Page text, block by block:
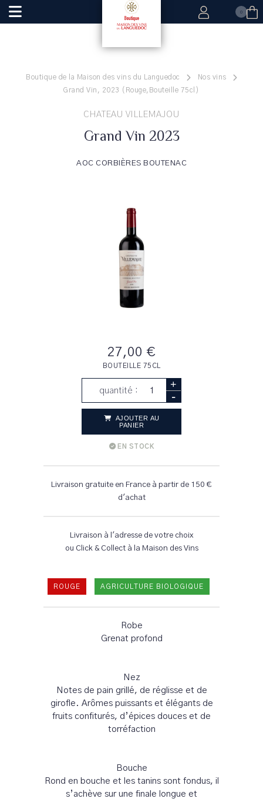
0
Boutique de la Maison des vins du Languedoc
Nos vins
Grand Vin, 2023 (Rouge,Bouteille 75cl)
CHATEAU VILLEMAJOU
Grand Vin 2023
AOC CORBIÈRES BOUTENAC
27,00 €
BOUTEILLE 75CL
quantité : +
-
AJOUTER AU
PANIER
EN STOCK
Livraison gratuite en France à partir de 150 €
d'achat
Livraison à l'adresse de votre choix
ou Click & Collect à la Maison des Vins
ROUGE AGRICULTURE BIOLOGIQUE
Robe
Grenat profond
Nez
Notes de pain grillé, de réglisse et de
girofle. Arômes puissants et élégants de
fruits confiturés, d’épices douces et de
torréfaction
Bouche
Rond en bouche et les tanins sont fondus, il
s’achève sur une finale longue et